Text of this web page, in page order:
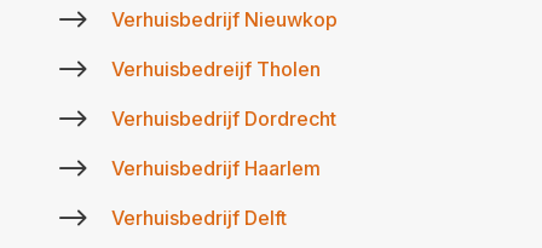
$ Verhuisbedrijf Nieuwkop
$ Verhuisbedreijf Tholen
$ Verhuisbedrijf Dordrecht
$ Verhuisbedrijf Haarlem
$ Verhuisbedrijf Delft